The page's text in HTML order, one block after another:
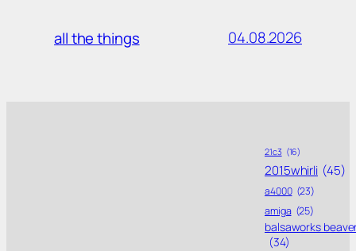
all the things 04.08.2026
21c3 (16)
2015whirli (45)
a4000 (23)
amiga (25)
balsaworks
(34)